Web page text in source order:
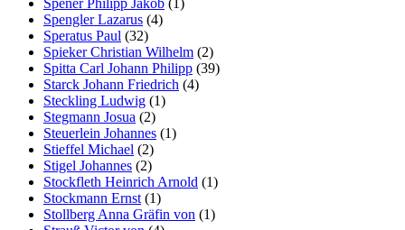
Spengler Lazarus (4)
Speratus Paul (32)
Spieker Christian Wilhelm (2)
Spitta Carl Johann Philipp (39)
Starck Johann Friedrich (4)
Steckling Ludwig (1)
Stegmann Josua (2)
Steuerlein Johannes (1)
Stieffel Michael (2)
Stigel Johannes (2)
Stockfleth Heinrich Arnold (1)
Stockmann Ernst (1)
Stollberg Anna Gräfin von (1)